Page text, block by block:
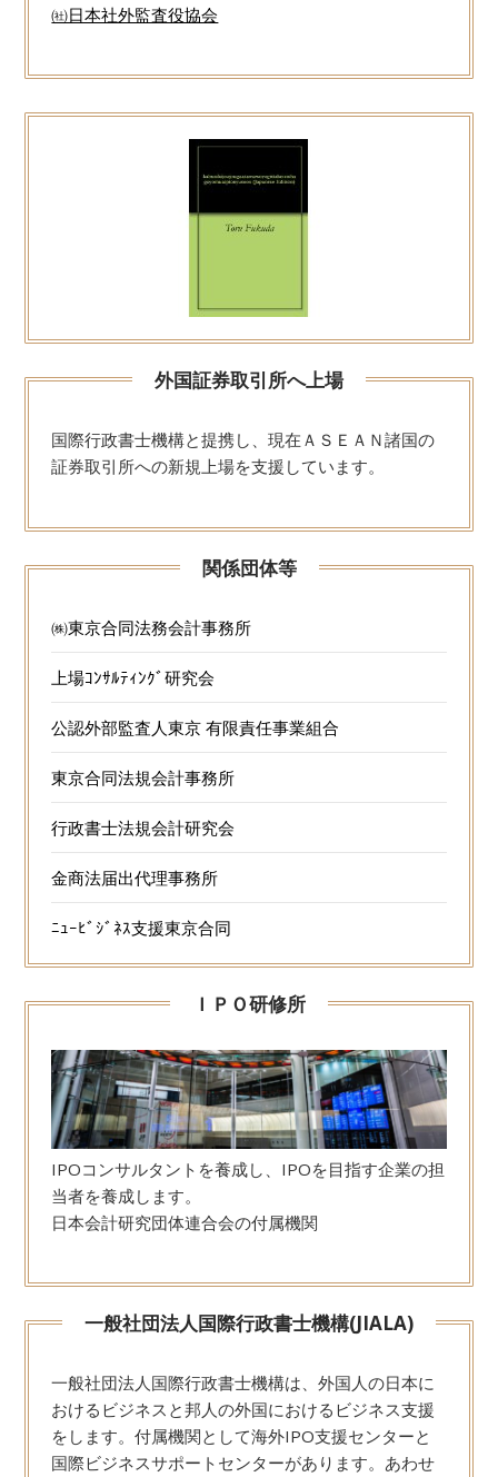
㈳日本社外監査役協会
外国証券取引所へ上場
国際行政書士機構と提携し、現在ＡＳＥＡＮ諸国の
証券取引所への新規上場を支援しています。
関係団体等
㈱東京合同法務会計事務所
上場ｺﾝｻﾙﾃｨﾝｸﾞ研究会
公認外部監査人東京 有限責任事業組合
東京合同法規会計事務所
行政書士法規会計研究会
金商法届出代理事務所
ﾆｭｰﾋﾞｼﾞﾈｽ支援東京合同
ＩＰＯ研修所
IPOコンサルタントを養成し、IPOを目指す企業の担
当者を養成します。
日本会計研究団体連合会の付属機関
一般社団法人国際行政書士機構(JIALA)
一般社団法人国際行政書士機構は、外国人の日本に
おけるビジネスと邦人の外国におけるビジネス支援
をします。付属機関として海外IPO支援センターと
国際ビジネスサポートセンターがあります。あわせ